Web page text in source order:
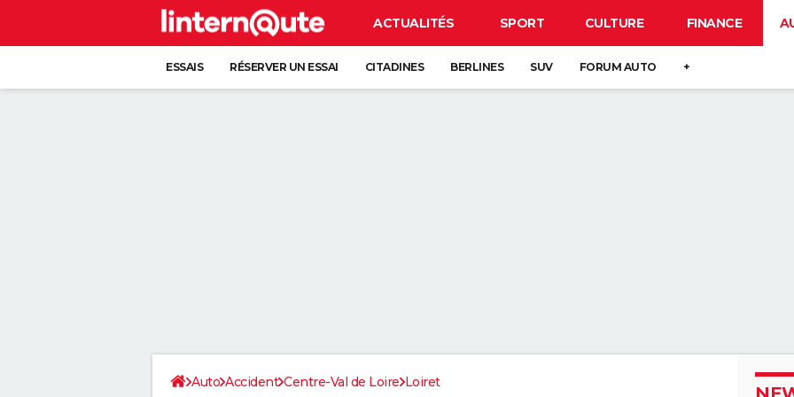
ACTUALITÉS SPORT CULTURE FINANCE
ESSAIS RÉSERVER UN ESSAI CITADINES BERLINES SUV FORUM AUTO +
Auto Accident Centre-Val de Loire Loiret